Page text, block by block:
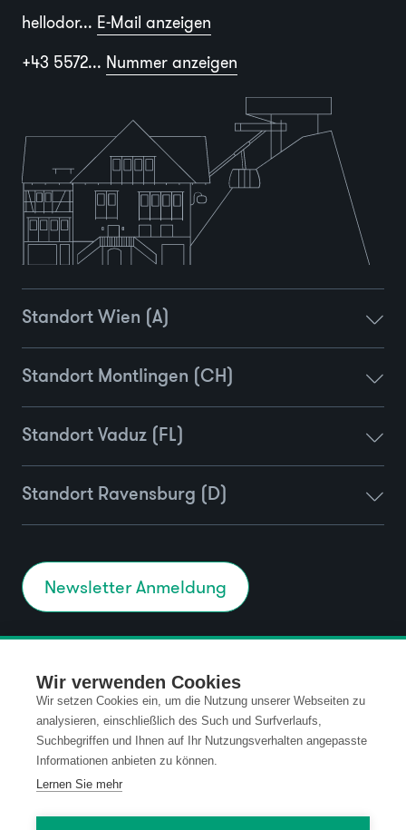
Wir verwenden Cookies
Wir setzen Cookies ein, um die Nutzung unserer Webseiten zu
analysieren, einschließlich des Such und Surfverlaufs,
Suchbegriffen und Ihnen auf Ihr Nutzungsverhalten angepasste
Informationen anbieten zu können.
Lernen Sie mehr
hellodor... E-Mail anzeigen
+43 5572... Nummer anzeigen
Standort Wien (A)
Standort Montlingen (CH)
Standort Vaduz (FL)
Standort Ravensburg (D)
Newsletter Anmeldung
Kontakt
Impressum
AGB
Datenschutz
Code of Conduct